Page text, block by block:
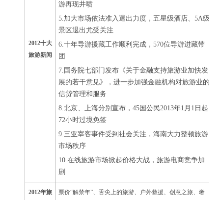
2012十大
旅游新闻
游再现井喷
5.加大市场依法准入退出力度，五星级酒店、5A级
景区退出尤受关注
6.十年导游援藏工作顺利完成，570位导游进藏带
团
7.国务院七部门发布《关于金融支持旅游业加快发
展的若干意见》，进一步加强金融机构对旅游业的
信贷管理和服务
8.北京、上海分别宣布，45国公民2013年1月1日起
72小时过境免签
9.三亚宰客事件受到社会关注，海南大力整顿旅游
市场秩序
10.在线旅游市场掀起价格大战，旅游电商竞争加
剧
2012年旅
票价“解禁年”、舌尖上的旅游、户外救援、创意之旅、奢